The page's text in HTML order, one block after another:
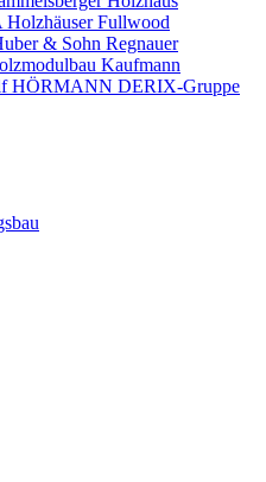
Fullwood
& Sohn Regnauer
Kaufmann
HÖRMANN DERIX-Gruppe